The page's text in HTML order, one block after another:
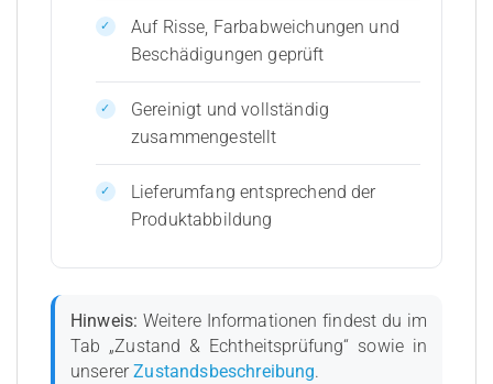
Auf Risse, Farbabweichungen und
Beschädigungen geprüft
Gereinigt und vollständig
zusammengestellt
Lieferumfang entsprechend der
Produktabbildung
Hinweis: Weitere Informationen findest du im
Tab „Zustand & Echtheitsprüfung“ sowie in
unsererZustandsbeschreibung.